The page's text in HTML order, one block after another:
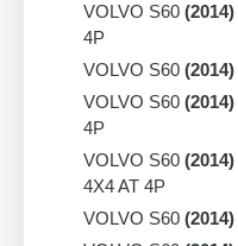
VOLVO S60 (2014)
4P
VOLVO S60 (2014)
VOLVO S60 (2014)
4P
VOLVO S60 (2014)
4X4 AT 4P
VOLVO S60 (2014)